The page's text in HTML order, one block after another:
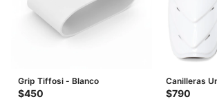
Grip Tiffosi - Blanco
$450
Canilleras
Blanco
$790